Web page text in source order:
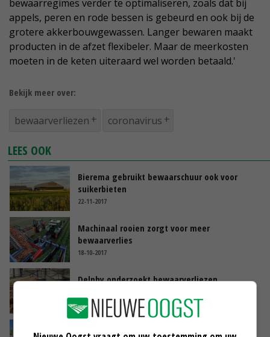
bewaarregimes verder te optimaliseren, zoals dat bij
appels, peren en rode bessen is gebeurd en ook bij de
grotere akkerbouwgewassen. Langer bewaren maakt
producten in de afzet flexibeler. Maar de meerkosten
moeten in de keten uiteraard wel worden betaald.'
Bekijk meer over:
bewaarverliezen coronavirus
LEES OOK
Bierema gebruikt bewaarschuur ook voor
suikerbieten
22-11-2017
Machinaal rooien zorgt voor meer
bewaarverlies
18-10-2017
Delphy onderzoekt bewaarverliezen
25-10-2016
Minder bewaarverlies met grasbalen